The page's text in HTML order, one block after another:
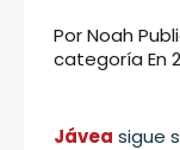
PorNoah
categoría En
Jávea sigue